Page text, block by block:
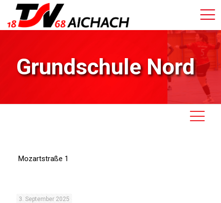
Grundschule Nord
Mozartstraße 1
3. September 2025